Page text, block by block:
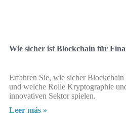
Wie sicher ist Blockchain für
Erfahren Sie, wie sicher
und welche Rolle Kryptographie
innovativen Sektor spielen.
Leer más »